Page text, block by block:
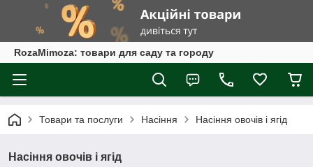
RozaMimoza: товари для саду та городу
Товари та послуги Насіння Насіння овочів і ягід
Насіння овочів і ягід